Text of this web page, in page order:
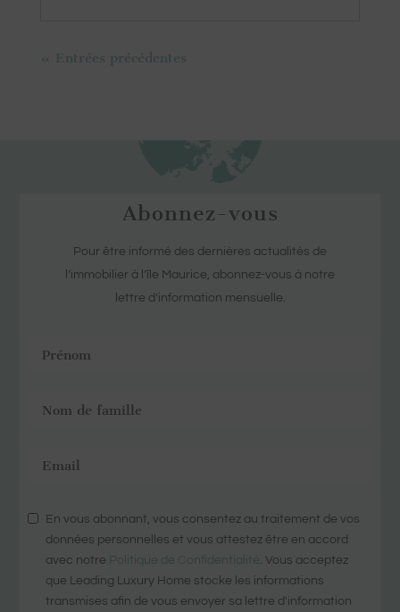
« Entrées précédentes
Abonnez-vous
Pour être informé des dernières actualités de
l’immobilier à l’île Maurice, abonnez-vous à notre
lettre d’information mensuelle.
En vous abonnant, vous consentez au traitement de vos
données personnelles et vous attestez être en accord
avec notre Politique de Confidentialité. Vous acceptez
que Leading Luxury Home stocke les informations
transmises afin de vous envoyer sa lettre d'information